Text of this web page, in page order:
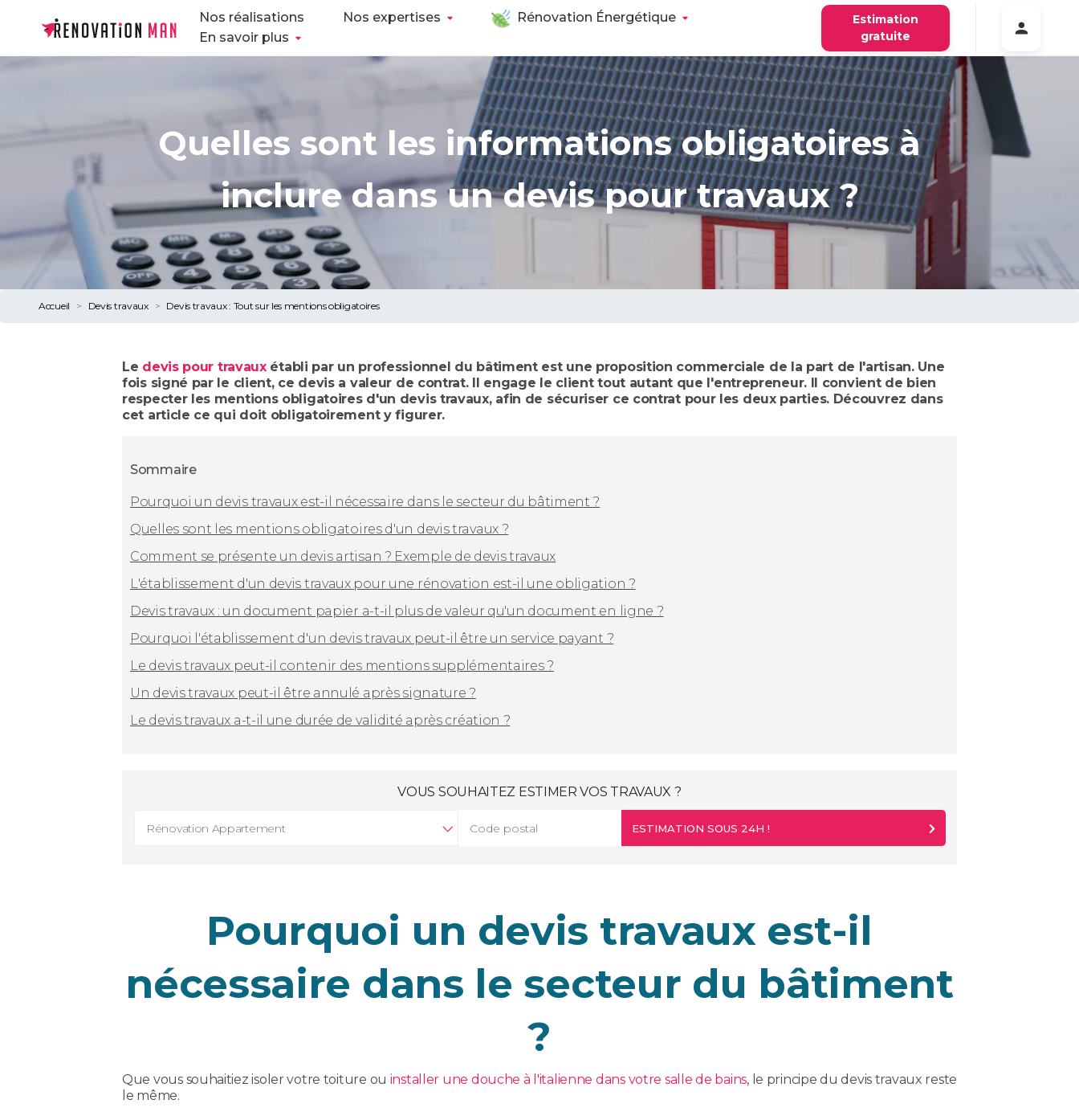
Nos réalisations Nos expertises
Rénovation Énergétique
En savoir plus
Estimation
gratuite
Quelles sont les informations obligatoires à
inclure dans un devis pour travaux ?
Accueil Devis travaux Devis travaux : Tout sur les mentions obligatoires
Le devis pour travauxétabli par un professionnel du bâtiment est une proposition commerciale de la part de l'artisan. Une
fois signé par le client, ce devis a valeur de contrat. Il engage le client tout autant que l'entrepreneur. Il convient de bien
respecter les mentions obligatoires d'un devis travaux, afin de sécuriser ce contrat pour les deux parties. Découvrez dans
cet article ce qui doit obligatoirement y figurer.
Sommaire
Pourquoi un devis travaux est-il nécessaire dans le secteur du bâtiment ?
Quelles sont les mentions obligatoires d'un devis travaux ?
Comment se présente un devis artisan ? Exemple de devis travaux
L'établissement d'un devis travaux pour une rénovation est-il une obligation ?
Devis travaux : un document papier a-t-il plus de valeur qu'un document en ligne ?
Pourquoi l'établissement d'un devis travaux peut-il être un service payant ?
Le devis travaux peut-il contenir des mentions supplémentaires ?
Un devis travaux peut-il être annulé après signature ?
Le devis travaux a-t-il une durée de validité après création ?
VOUS SOUHAITEZ ESTIMER VOS TRAVAUX ?
Rénovation Appartement ESTIMATION SOUS 24H !
Pourquoi un devis travaux est-il
nécessaire dans le secteur du bâtiment
?
Que vous souhaitiez isoler votre toiture ou installer une douche à l'italienne dans votre salle de bains, le principe du devis travaux reste
le même.